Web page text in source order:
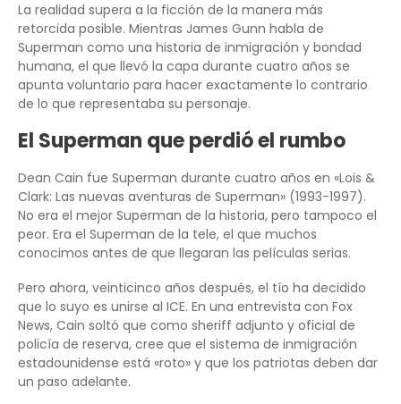
La realidad supera a la ficción de la manera más
retorcida posible. Mientras James Gunn habla de
Superman como una historia de inmigración y bondad
humana, el que llevó la capa durante cuatro años se
apunta voluntario para hacer exactamente lo contrario
de lo que representaba su personaje.
El Superman que perdió el rumbo
Dean Cain fue Superman durante cuatro años en «Lois &
Clark: Las nuevas aventuras de Superman» (1993-1997).
No era el mejor Superman de la historia, pero tampoco el
peor. Era el Superman de la tele, el que muchos
conocimos antes de que llegaran las películas serias.
Pero ahora, veinticinco años después, el tío ha decidido
que lo suyo es unirse al ICE. En una entrevista con Fox
News, Cain soltó que como sheriff adjunto y oficial de
policía de reserva, cree que el sistema de inmigración
estadounidense está «roto» y que los patriotas deben dar
un paso adelante.